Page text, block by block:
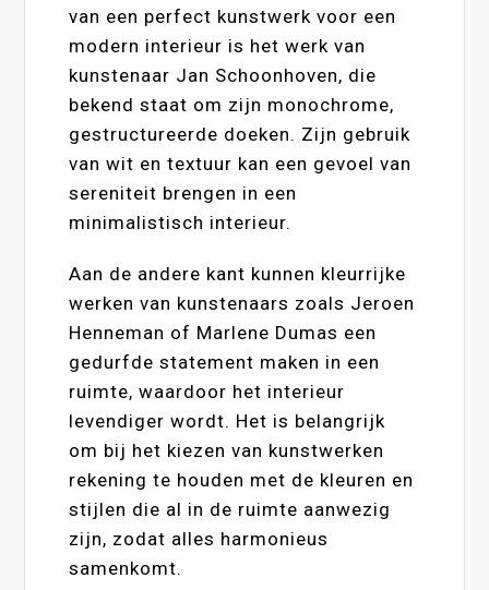
van een perfect kunstwerk voor een
modern interieur is het werk van
kunstenaar Jan Schoonhoven, die
bekend staat om zijn monochrome,
gestructureerde doeken. Zijn gebruik
van wit en textuur kan een gevoel van
sereniteit brengen in een
minimalistisch interieur.
Aan de andere kant kunnen kleurrijke
werken van kunstenaars zoals Jeroen
Henneman of Marlene Dumas een
gedurfde statement maken in een
ruimte, waardoor het interieur
levendiger wordt. Het is belangrijk
om bij het kiezen van kunstwerken
rekening te houden met de kleuren en
stijlen die al in de ruimte aanwezig
zijn, zodat alles harmonieus
samenkomt.